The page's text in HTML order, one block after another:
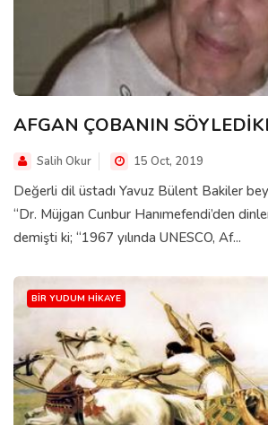
AFGAN ÇOBANIN
Salih Okur 15 Oct, 2019
Değerli dil üstadı Yavuz Bülent Bakiler
“Dr. Müjgan Cunbur Hanımefendi’den
demişti ki; “1967 yılında UNESCO, Af...
BIR YUDUM HIKAYE